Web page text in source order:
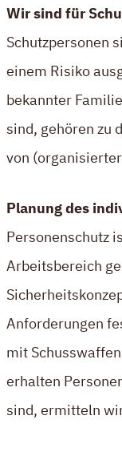
Wir sind für
Schutzpersonen
einem Risiko
bekannter
sind, gehören zu
von
Planung des
Personenschutz
Arbeitsbereich
Anforderungen
mit
erhalten
sind, ermitteln